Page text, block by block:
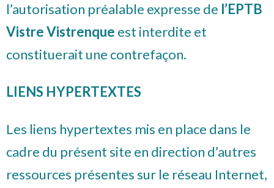
l’autorisation préalable expresse de l’EPTB
Vistre Vistrenque est interdite et
constituerait une contrefaçon.
LIENS HYPERTEXTES
Les liens hypertextes mis en place dans le
cadre du présent site en direction d’autres
ressources présentes sur le réseau Internet,